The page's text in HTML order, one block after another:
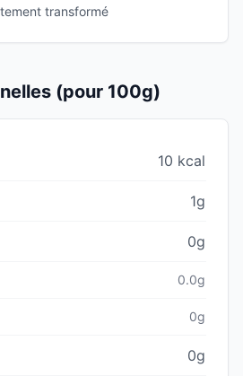
transformé
(pour 100g)
10 kcal
1g
0g
0.0g
0g
0g